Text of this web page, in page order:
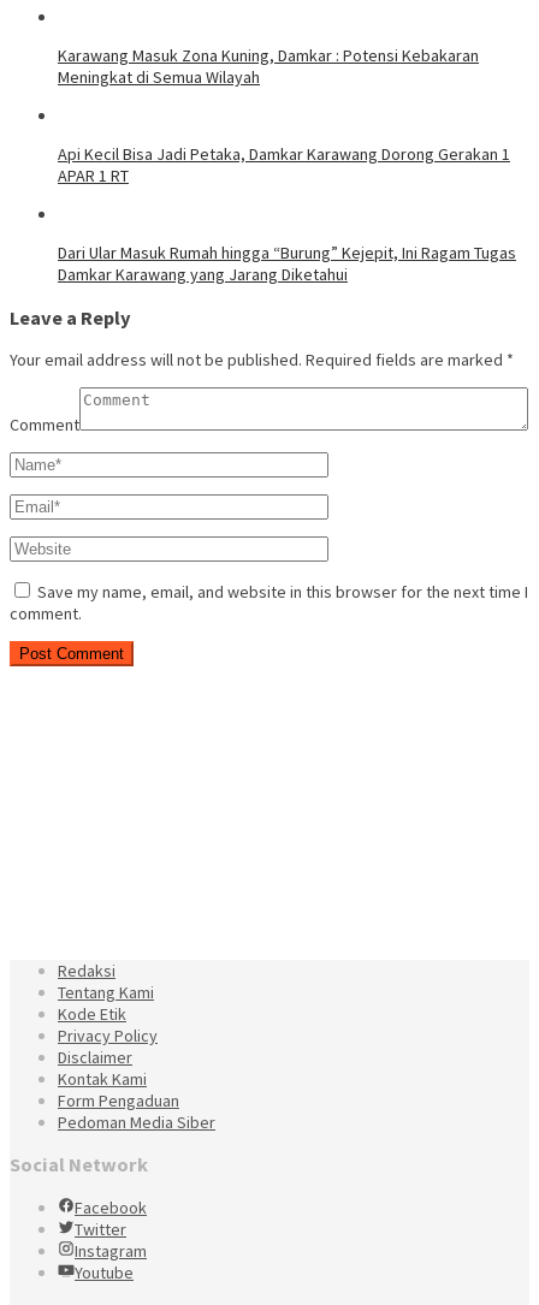
Karawang Masuk Zona Kuning, Damkar : Potensi Kebakaran
Meningkat di Semua Wilayah
Api Kecil Bisa Jadi Petaka, Damkar Karawang Dorong Gerakan 1
APAR 1 RT
Dari Ular Masuk Rumah hingga “Burung” Kejepit, Ini Ragam Tugas
Damkar Karawang yang Jarang Diketahui
Leave a Reply
Your email address will not be published. Required fields are marked *
Comment
Save my name, email, and website in this browser for the next time I
comment.
Redaksi
Tentang Kami
Kode Etik
Privacy Policy
Disclaimer
Kontak Kami
Form Pengaduan
Pedoman Media Siber
Social Network
Facebook
Twitter
Instagram
Youtube